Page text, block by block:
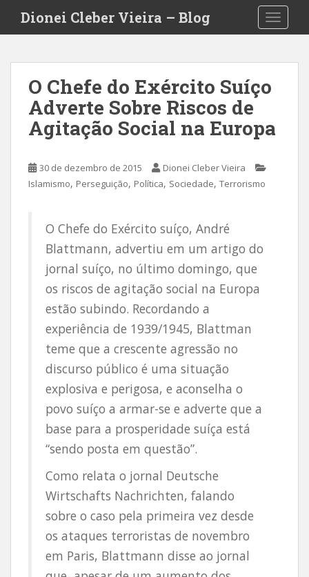
i
Dionei Cleber Vieira – Blog
O Chefe do Exército Suíço
Adverte Sobre Riscos de
Agitação Social na Europa
30 de dezembro de 2015
Dionei Cleber Vieira
Islamismo, Perseguição, Política, Sociedade, Terrorismo
O Chefe do Exército suíço, André
Blattmann, advertiu em um artigo do
jornal suíço, no último domingo, que
os riscos de agitação social na Europa
estão subindo. Recordando a
experiência de 1939/1945, Blattman
teme que a crescente agressão no
discurso público é uma situação
explosiva e perigosa, e aconselha o
povo suíço a armar-se e adverte que a
base para a prosperidade suíça está
“sendo posta em questão”.
Como relata o jornal Deutsche
Wirtschafts Nachrichten, falando
sobre o caso pela primeira vez desde
os ataques terroristas de novembro
em Paris, Blattmann disse ao jornal